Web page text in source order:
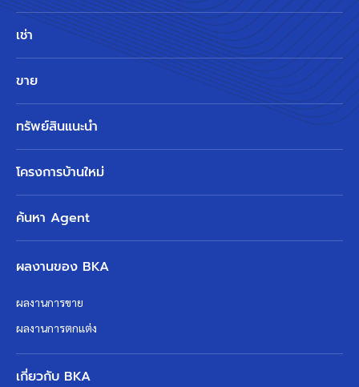
เช่า
ขาย
ทรัพย์สินแนะนำ
โครงการบ้านใหม่
ค้นหา Agent
ผลงานของ BKA
ผลงานการขาย
ผลงานการตกแต่ง
เกี่ยวกับ BKA